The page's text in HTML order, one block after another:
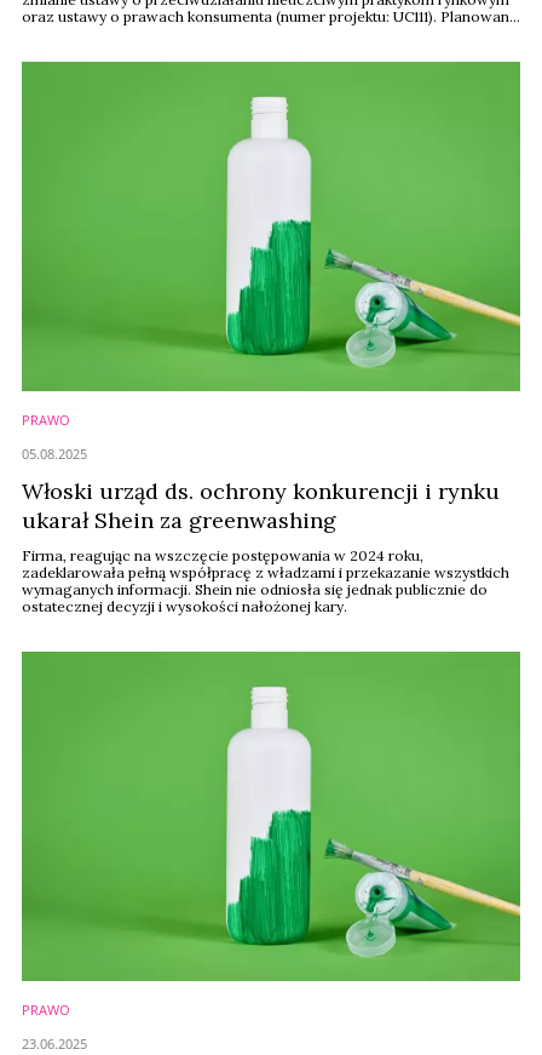
oraz ustawy o prawach konsumenta (numer projektu: UC111). Planowany
PRAWO
Włoski urząd ds. ochrony konkurencji i rynku
ukarał Shein za greenwashing
Firma, reagując na wszczęcie postępowania w 2024 roku,
zadeklarowała pełną współpracę z władzami i przekazanie wszystkich
wymaganych informacji. Shein nie odniosła się jednak publicznie do
ostatecznej decyzji i wysokości nałożonej kary.
05.08.2025
PRAWO
23.06.2025